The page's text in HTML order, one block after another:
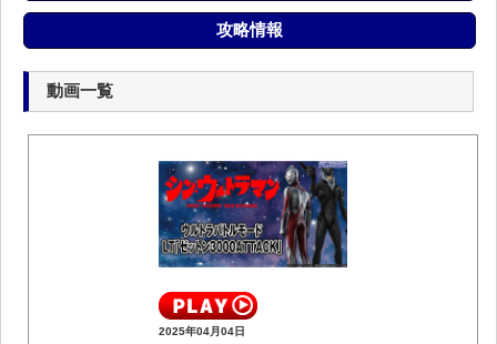
攻略情報
動画一覧
2025年04月04日